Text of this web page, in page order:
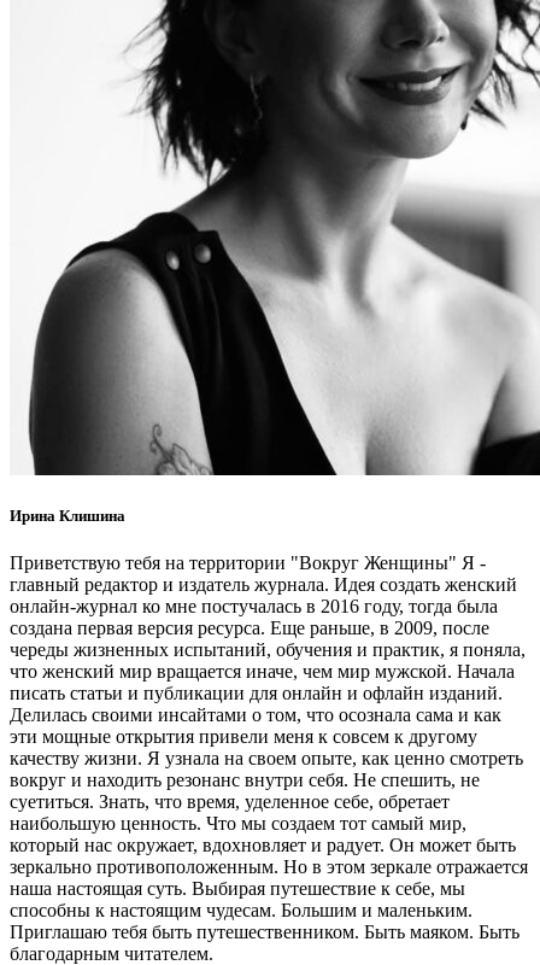
Ирина Клишина
Приветствую тебя на территории "Вокруг Женщины" Я -
главный редактор и издатель журнала. Идея создать женский
онлайн-журнал ко мне постучалась в 2016 году, тогда была
создана первая версия ресурса. Еще раньше, в 2009, после
череды жизненных испытаний, обучения и практик, я поняла,
что женский мир вращается иначе, чем мир мужской. Начала
писать статьи и публикации для онлайн и офлайн изданий.
Делилась своими инсайтами о том, что осознала сама и как
эти мощные открытия привели меня к совсем к другому
качеству жизни. Я узнала на своем опыте, как ценно смотреть
вокруг и находить резонанс внутри себя. Не спешить, не
суетиться. Знать, что время, уделенное себе, обретает
наибольшую ценность. Что мы создаем тот самый мир,
который нас окружает, вдохновляет и радует. Он может быть
зеркально противоположенным. Но в этом зеркале отражается
наша настоящая суть. Выбирая путешествие к себе, мы
способны к настоящим чудесам. Большим и маленьким.
Приглашаю тебя быть путешественником. Быть маяком. Быть
благодарным читателем.